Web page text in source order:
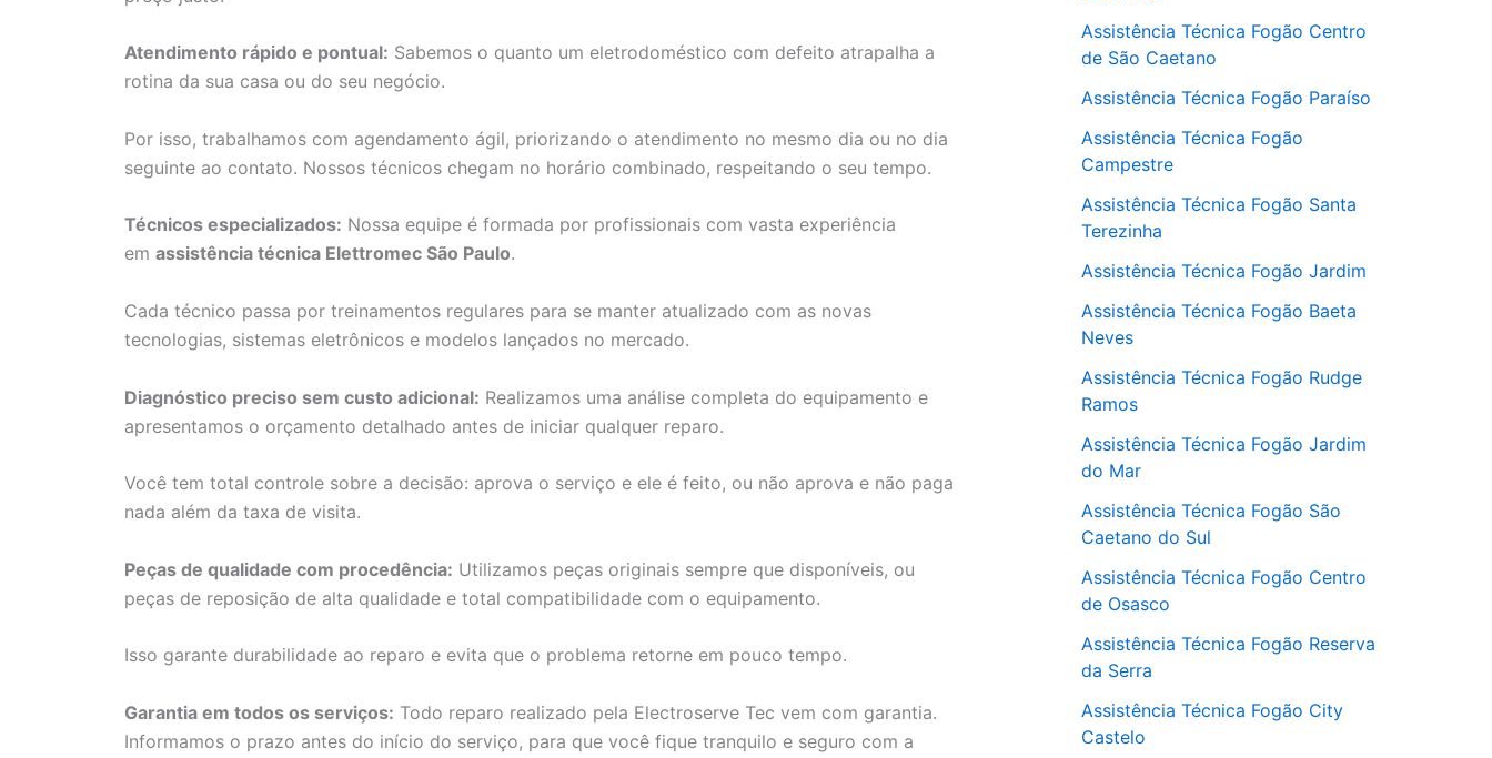
Atendimento rápido e pontual: Sabemos o quanto um eletrodoméstico com defeito atrapalha a
rotina da sua casa ou do seu negócio.
Por isso, trabalhamos com agendamento ágil, priorizando o atendimento no mesmo dia ou no dia
seguinte ao contato. Nossos técnicos chegam no horário combinado, respeitando o seu tempo.
Técnicos especializados: Nossa equipe é formada por profissionais com vasta experiência
em assistência técnica Elettromec São Paulo.
Cada técnico passa por treinamentos regulares para se manter atualizado com as novas
tecnologias, sistemas eletrônicos e modelos lançados no mercado.
Diagnóstico preciso sem custo adicional: Realizamos uma análise completa do equipamento e
apresentamos o orçamento detalhado antes de iniciar qualquer reparo.
Você tem total controle sobre a decisão: aprova o serviço e ele é feito, ou não aprova e não paga
nada além da taxa de visita.
Peças de qualidade com procedência: Utilizamos peças originais sempre que disponíveis, ou
peças de reposição de alta qualidade e total compatibilidade com o equipamento.
Isso garante durabilidade ao reparo e evita que o problema retorne em pouco tempo.
Garantia em todos os serviços: Todo reparo realizado pela Electroserve Tec vem com garantia.
Informamos o prazo antes do início do serviço, para que você fique tranquilo e seguro com a
Assistência Técnica Fogão Centro
de São Caetano
Assistência Técnica Fogão Paraíso
Assistência Técnica Fogão
Campestre
Assistência Técnica Fogão Santa
Terezinha
Assistência Técnica Fogão Jardim
Assistência Técnica Fogão Baeta
Neves
Assistência Técnica Fogão Rudge
Ramos
Assistência Técnica Fogão Jardim
do Mar
Assistência Técnica Fogão São
Caetano do Sul
Assistência Técnica Fogão Centro
de Osasco
Assistência Técnica Fogão Reserva
da Serra
Assistência Técnica Fogão City
Castelo